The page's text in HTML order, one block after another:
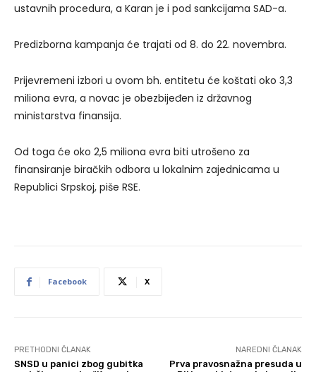
ustavnih procedura, a Karan je i pod sankcijama SAD-a.
Predizborna kampanja će trajati od 8. do 22. novembra.
Prijevremeni izbori u ovom bh. entitetu će koštati oko 3,3
miliona evra, a novac je obezbijeđen iz državnog
ministarstva finansija.
Od toga će oko 2,5 miliona evra biti utrošeno za
finansiranje biračkih odbora u lokalnim zajednicama u
Republici Srpskoj, piše RSE.
Facebook X
PRETHODNI ČLANAK
SNSD u panici zbog gubitka
NAREDNI ČLANAK
Prva pravosnažna presuda u